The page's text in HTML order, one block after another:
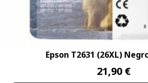
Epson T2631 (26XL)
21,90 €